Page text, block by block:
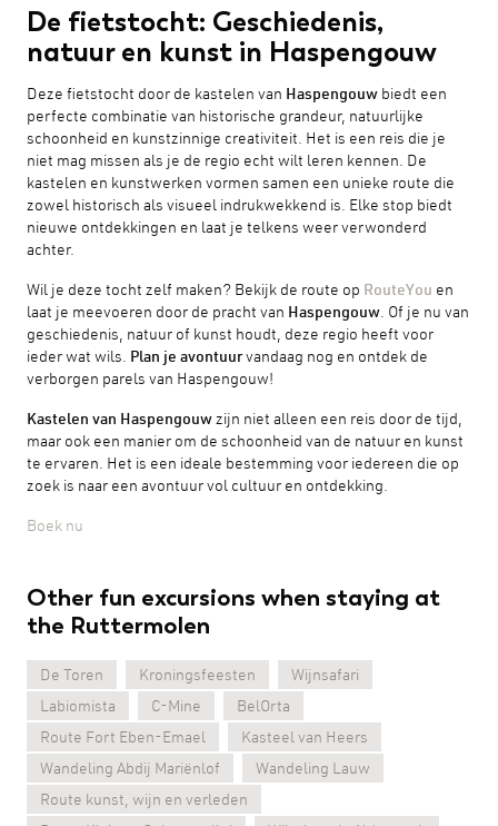
De fietstocht: Geschiedenis,
natuur en kunst in Haspengouw
Deze fietstocht door de kastelen van Haspengouw biedt een
perfecte combinatie van historische grandeur, natuurlijke
schoonheid en kunstzinnige creativiteit. Het is een reis die je
niet mag missen als je de regio echt wilt leren kennen. De
kastelen en kunstwerken vormen samen een unieke route die
zowel historisch als visueel indrukwekkend is. Elke stop biedt
nieuwe ontdekkingen en laat je telkens weer verwonderd
achter.
Wil je deze tocht zelf maken? Bekijk de route op RouteYou en
laat je meevoeren door de pracht van Haspengouw. Of je nu van
geschiedenis, natuur of kunst houdt, deze regio heeft voor
ieder wat wils. Plan je avontuurvandaag nog en ontdek de
verborgen parels van Haspengouw!
Kastelen van Haspengouw zijn niet alleen een reis door de tijd,
maar ook een manier om de schoonheid van de natuur en kunst
te ervaren. Het is een ideale bestemming voor iedereen die op
zoek is naar een avontuur vol cultuur en ontdekking.
Boek nu
Other fun excursions when staying at
the Ruttermolen
De Toren Kroningsfeesten
Wijnsafari
Labiomista
C-Mine
BelOrta
Route Fort Eben-Emael
Kasteel van Heers
Wandeling Abdij Mariënlof
Wandeling Lauw
Route kunst, wijn en verleden